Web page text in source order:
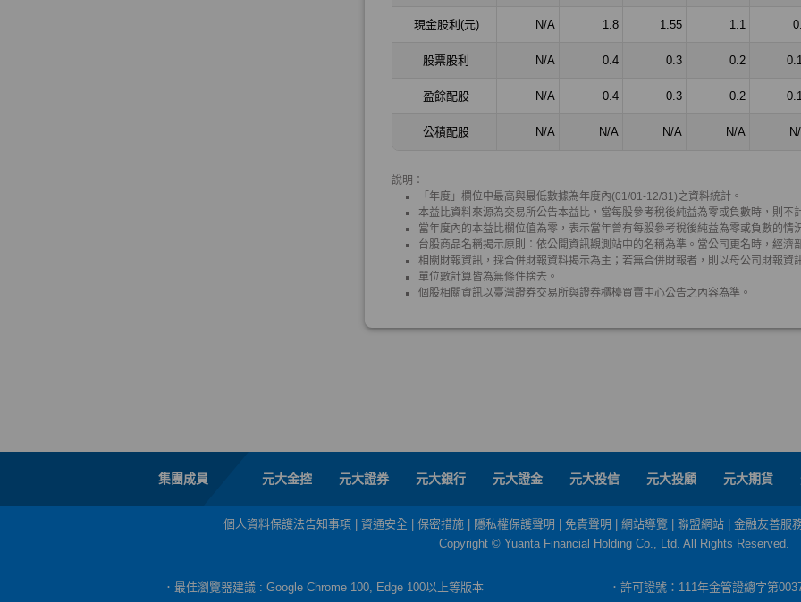
集團成員 元大金控 元大證券 元大銀行 元大證金 元大投信 元大投顧 元大期貨
個人資料保護法告知事項 資通安全 保密措施 隱私權保護聲明 免責聲明 網站導覽 聯盟網站
金融友善服
Copyright © Yuanta Financial Holding Co., Ltd. All Rights Reserved.
．最佳瀏覽器建議 : Google Chrome 100, Edge 100以上等版本 ．許可證號：111年金管證總字第